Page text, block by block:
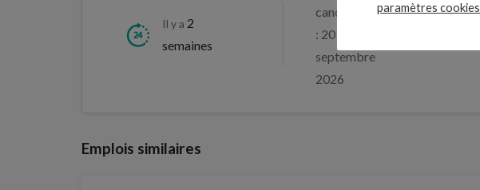
Il y a 2
semaines
candidatures
: 20
septembre
2026
Emplois similaires
paramètres cookies